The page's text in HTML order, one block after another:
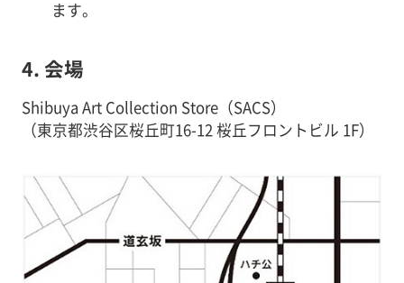
ます。
4. 会場
Shibuya Art Collection Store（SACS）
（東京都渋谷区桜丘町16-12 桜丘フロントビル 1F）